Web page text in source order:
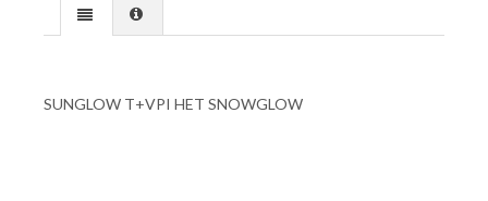
SUNGLOW T+VPI HET SNOWGLOW